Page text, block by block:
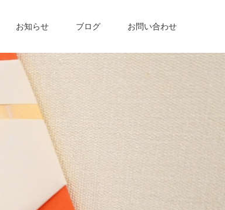
お知らせ ブログ お問い合わせ